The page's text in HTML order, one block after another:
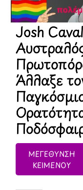
Josh
Άλλαξε
ΜΕΓΕΘΥΝΣΗ
ΚΕΙΜΕΝΟΥ